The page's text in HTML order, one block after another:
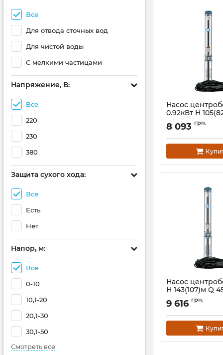
Все
Для отвода сточных вод
Для чистой воды
С мелкими частицами
Напряжение, В:
Все
220
230
380
Защита сухого хода:
Все
Есть
Нет
Напор, м:
Все
0-10
10,1-20
20,1-30
30,1-50
Смотреть все
Насос
0.92кВт H
мин Ø102мм
AQUATICA
(778444)
Артикул:
8 093 грн.
Насос
H 143(107)м Q
Ø80мм 60м
AQUATICA
(778405)
Артикул:
9 616 грн.